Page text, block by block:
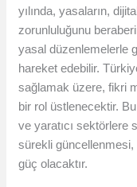
yılında, yasaların,
zorunluluğunu
yasal düzenlemelerle
hareket edebilir.
sağlamak üzere, fikri
bir rol üstlenecektir.
ve yaratıcı sektörlere
sürekli güncellenmesi,
güç olacaktır.